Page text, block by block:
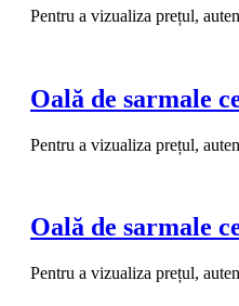
Pentru a vizualiza prețul,
Oală de sarmale
Pentru a vizualiza prețul,
Oală de sarmale
Pentru a vizualiza prețul,